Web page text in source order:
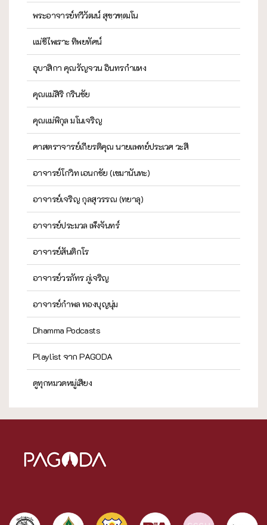
พระอาจารย์ทวีวัฒน์ สุขวฑฺฒโน
แม่ชีไพเราะ ทิพยทัศน์
อุบาสิกา คุณรัญจวน อินทรกำแหง
คุณแม่สิริ กรินชัย
คุณแม่พิกุล มโนเจริญ
ศาสตราจารย์เกียรติคุณ นายแพทย์ประเวศ วะสี
อาจารย์โกวิท เอนกชัย (เขมานันทะ)
อาจารย์เจริญ กุลสุวรรณ (ทยาลุ)
อาจารย์ประมวล เพ็งจันทร์
อาจารย์สันติกโร
อาจารย์วรภัทร ภู่เจริญ
อาจารย์กำพล ทองบุญนุ่ม
Dhamma Podcasts
Playlist จาก PAGODA
ดูทุกหมวดหมู่เสียง